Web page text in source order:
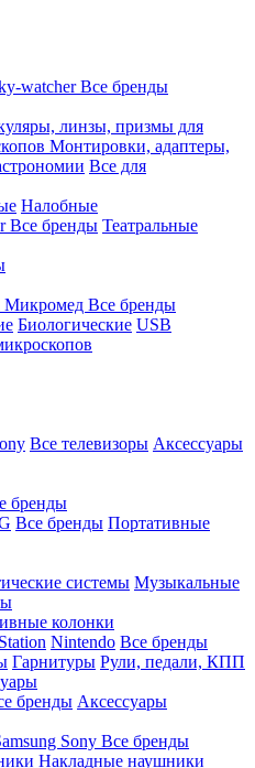
watcherВсе бренды
линзы, призмы для
Монтировки, адаптеры,
Все для
Налобные
Все бренды Театральные
Микромед Все бренды
Биологические USB
Все телевизоры Аксессуары
бренды
Все бренды Портативные
системы Музыкальные
колонки
Nintendo Все бренды
Гарнитуры Рули, педали, КПП
бренды Аксессуары
Sony Все бренды
Накладные наушники